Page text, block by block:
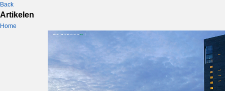
Back
Artikelen
Home